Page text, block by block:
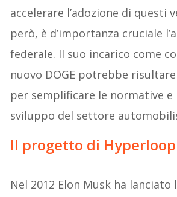
accelerare l’adozione di questi
però, è d’importanza cruciale
federale. Il suo incarico come
nuovo DOGE potrebbe
per semplificare le normative
sviluppo del settore
Il progetto di Hyperloop
Nel 2012 Elon Musk ha lanciato